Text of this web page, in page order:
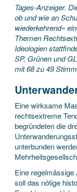
Tages-Anzeiger.
ob und wie an
wiederkehrend»
Themen
Ideologien
SP, Grünen und
mit 68 zu 49
Eine wirksame
rechtsextreme
begründeten die
unterbunden
Eine
soll das nötige